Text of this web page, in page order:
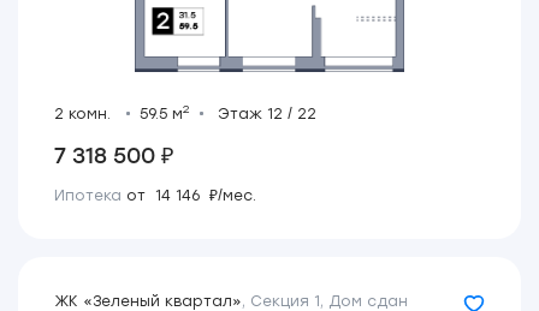
2 комн. 59.5 м2 Этаж 12 / 22
7 318 500 ₽
Ипотека от 14 146 ₽/мес.
ЖК «Зеленый квартал», Секция 1, Дом сдан